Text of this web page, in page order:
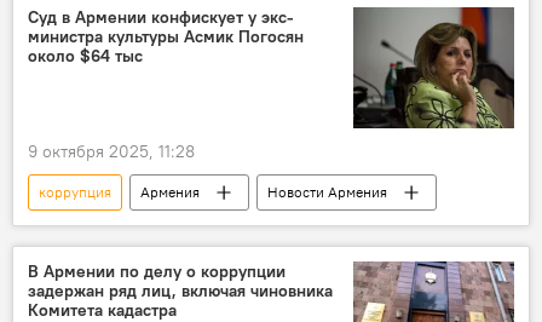
Борис Джонсон
Колумнисты
Аналитика
Политика
Суд в Армении конфискует у экс-
министра культуры Асмик Погосян
около $64 тыс
9 октября 2025, 11:28
коррупция Армения Новости Армения
В Армении по делу о коррупции
задержан ряд лиц, включая чиновника
Комитета кадастра